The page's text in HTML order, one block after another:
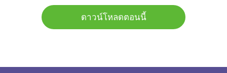
ดาวน์โหลดตอนนี้